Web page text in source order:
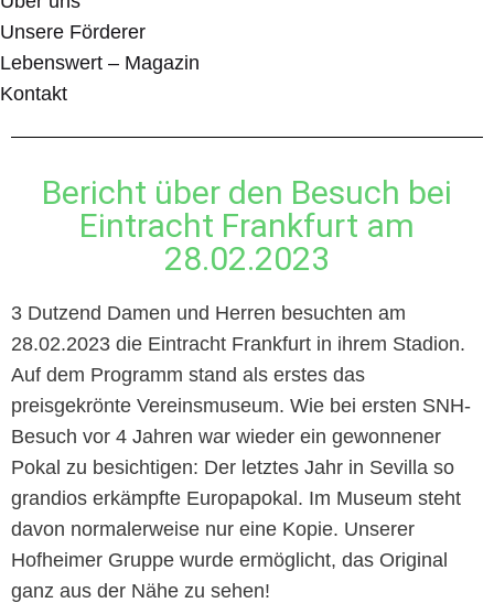
Unsere Förderer
Lebenswert – Magazin
Kontakt
Bericht über den Besuch bei
Eintracht Frankfurt am
28.02.2023
3 Dutzend Damen und Herren besuchten am
28.02.2023 die Eintracht Frankfurt in ihrem Stadion.
Auf dem Programm stand als erstes das
preisgekrönte Vereinsmuseum. Wie bei ersten SNH-
Besuch vor 4 Jahren war wieder ein gewonnener
Pokal zu besichtigen: Der letztes Jahr in Sevilla so
grandios erkämpfte Europapokal. Im Museum steht
davon normalerweise nur eine Kopie. Unserer
Hofheimer Gruppe wurde ermöglicht, das Original
ganz aus der Nähe zu sehen!